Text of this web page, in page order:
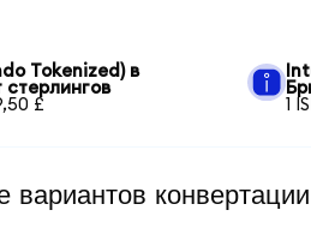
Tokenized) в
стерлингов
£
1
вариантов конвертации